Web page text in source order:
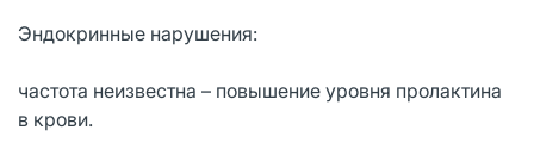
Эндокринные нарушения:
частота неизвестна – повышение уровня пролактина
в крови.